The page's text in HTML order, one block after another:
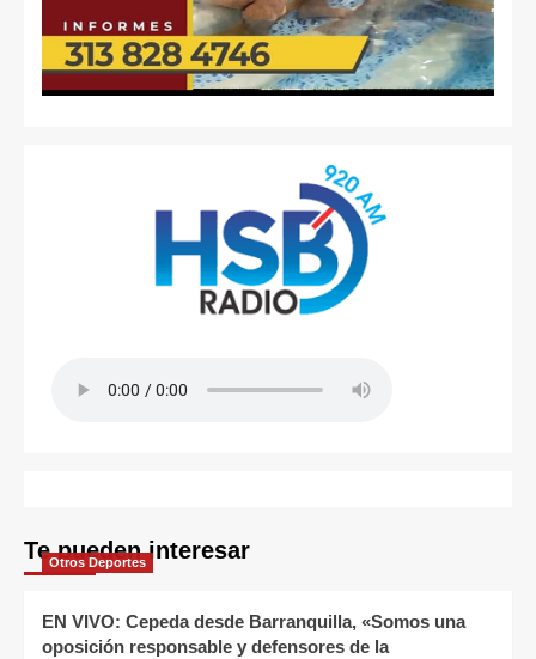
Te pueden interesar
Otros Deportes
EN VIVO: Cepeda desde Barranquilla, «Somos una
oposición responsable y defensores de la